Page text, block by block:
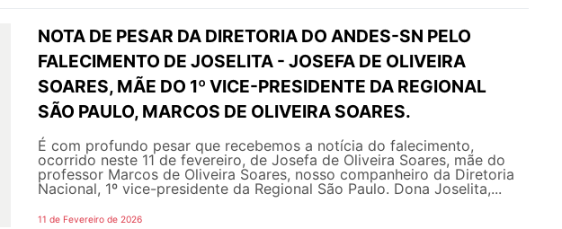
NOTA DE PESAR DA DIRETORIA DO ANDES-SN PELO
FALECIMENTO DE JOSELITA - JOSEFA DE OLIVEIRA
SOARES, MÃE DO 1º VICE-PRESIDENTE DA REGIONAL
SÃO PAULO, MARCOS DE OLIVEIRA SOARES.
É com profundo pesar que recebemos a notícia do falecimento,
ocorrido neste 11 de fevereiro, de Josefa de Oliveira Soares, mãe do
professor Marcos de Oliveira Soares, nosso companheiro da Diretoria
Nacional, 1º vice-presidente da Regional São Paulo. Dona Joselita,...
11 de Fevereiro de 2026